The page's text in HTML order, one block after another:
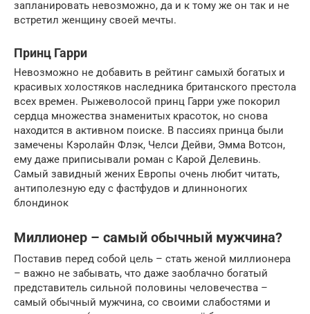
запланировать невозможно, да и к тому же он так и не
встретил женщину своей мечты.
Принц Гарри
Невозможно не добавить в рейтинг самыхй богатых и
красивых холостяков наследника британского престола
всех времен. Рыжеволосой принц Гарри уже покорил
сердца множества знаменитых красоток, но снова
находится в активном поиске. В пассиях принца были
замечены Кэролайн Флэк, Челси Дейви, Эмма Вотсон,
ему даже приписывали роман с Карой Делевинь.
Самый завидный жених Европы очень любит читать,
антиполезную еду с фастфудов и длинноногих
блондинок
Миллионер – самый обычный мужчина?
Поставив перед собой цель – стать женой миллионера
– важно не забывать, что даже заоблачно богатый
представитель сильной половины человечества –
самый обычный мужчина, со своими слабостями и